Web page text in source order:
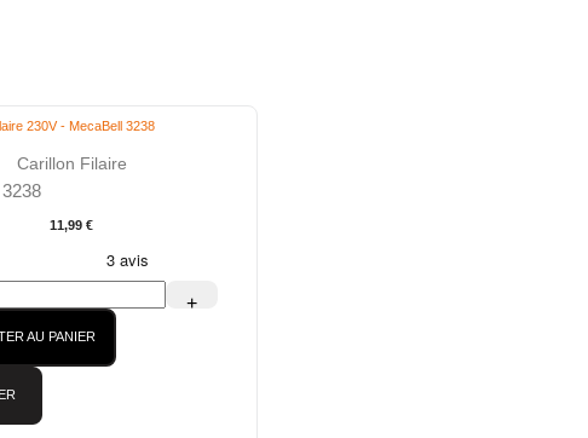
Carillon Filaire
11,99 €
+
AU PANIER